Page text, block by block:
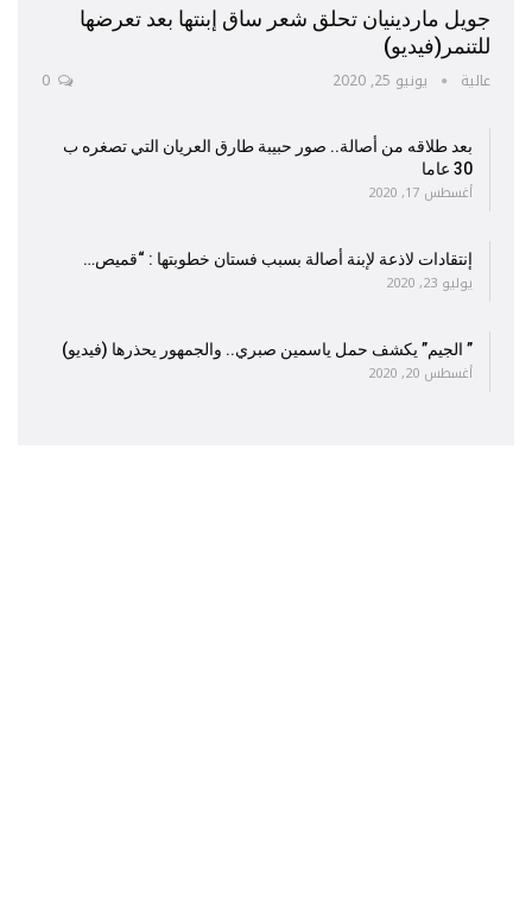
جويل ماردينيان تحلق شعر ساق إبنتها بعد تعرضها
للتنمر(فيديو)
عالية يونيو 25, 2020
بعد طلاقه من أصالة.. صور حبيبة طارق العريان التي تصغره ب
30 عاما
أغسطس 17, 2020
إنتقادات لاذعة لإبنة أصالة بسبب فستان خطوبتها : “قميص…
يوليو 23, 2020
” الجيم” يكشف حمل ياسمين صبري.. والجمهور يحذرها (فيديو)
أغسطس 20, 2020